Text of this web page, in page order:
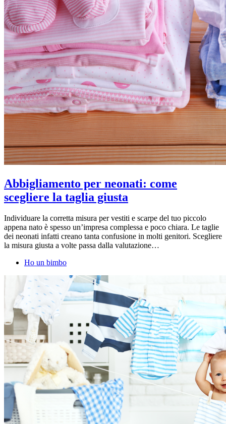
Abbigliamento per neonati: come
scegliere la taglia giusta
Individuare la corretta misura per vestiti e scarpe del tuo piccolo
appena nato è spesso un’impresa complessa e poco chiara. Le taglie
dei neonati infatti creano tanta confusione in molti genitori. Scegliere
la misura giusta a volte passa dalla valutazione…
Ho un bimbo